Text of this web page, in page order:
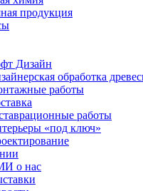
продукция
Дизайн
обработка
работы
работы
«под ключ»
о нас